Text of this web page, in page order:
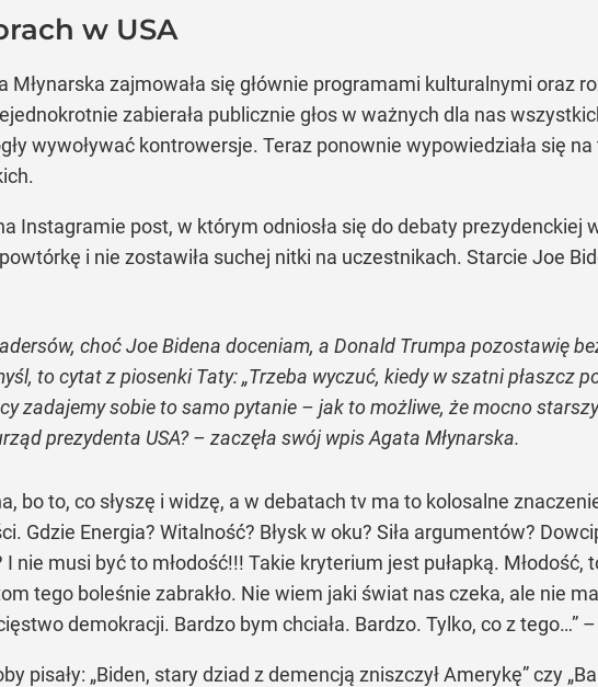
w USA
Młynarska zajmowała się głównie programami kulturalnymi oraz
zabierała publicznie głos w ważnych dla nas
wywoływać kontrowersje. Teraz ponownie wypowiedziała się
Instagramie post, w którym odniosła się do debaty prezydenckiej
i nie zostawiła suchej nitki na uczestnikach. Starcie Joe
choć Joe Bidena doceniam, a Donald Trumpa pozostawię
to cytat z piosenki Taty: „Trzeba wyczuć, kiedy w szatni płaszcz
zadajemy sobie to samo pytanie – jak to możliwe, że mocno
prezydenta USA? – zaczęła swój wpis Agata Młynarska.
bo to, co słyszę i widzę, a w debatach tv ma to kolosalne
Gdzie Energia? Witalność? Błysk w oku? Siła argumentów?
nie musi być to młodość!!! Takie kryterium jest pułapką. Młodość,
tego boleśnie zabrakło. Nie wiem jaki świat nas czeka, ale nie
demokracji. Bardzo bym chciała. Bardzo. Tylko, co z tego…”
pisały: „Biden, stary dziad z demencją zniszczył Amerykę” czy